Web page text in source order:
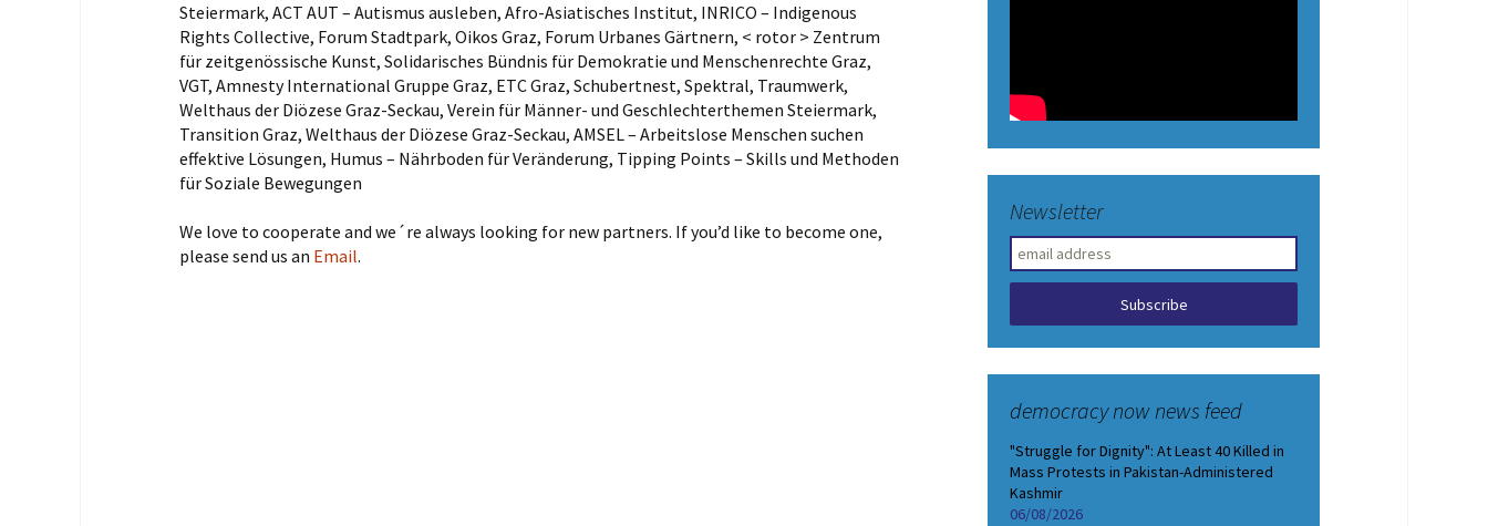
Steiermark, ACT AUT – Autismus ausleben, Afro-Asiatisches Institut, INRICO – Indigenous
Rights Collective, Forum Stadtpark, Oikos Graz, Forum Urbanes Gärtnern, < rotor > Zentrum
für zeitgenössische Kunst, Solidarisches Bündnis für Demokratie und Menschenrechte Graz,
VGT, Amnesty International Gruppe Graz, ETC Graz, Schubertnest, Spektral, Traumwerk,
Welthaus der Diözese Graz-Seckau, Verein für Männer- und Geschlechterthemen Steiermark,
Transition Graz, Welthaus der Diözese Graz-Seckau, AMSEL – Arbeitslose Menschen suchen
effektive Lösungen, Humus – Nährboden für Veränderung, Tipping Points – Skills und Methoden
für Soziale Bewegungen
We love to cooperate and we´re always looking for new partners. If you’d like to become one,
please send us an Email.
Newsletter
democracy now news feed
"Struggle for Dignity": At Least 40 Killed in
Mass Protests in Pakistan-Administered
Kashmir
06/08/2026